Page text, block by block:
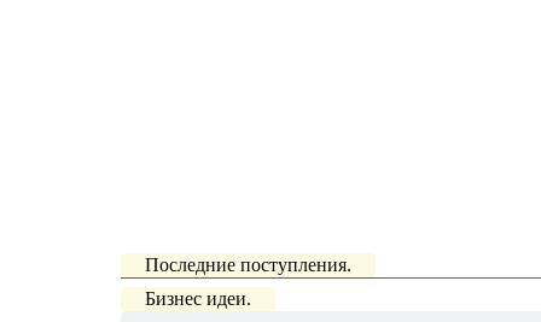
Последние поступления.
Бизнес идеи.